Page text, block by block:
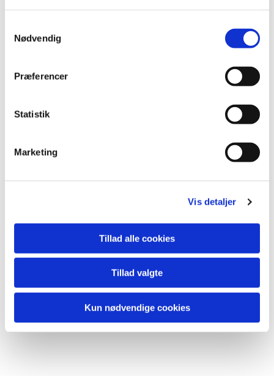
Nødvendig
Præferencer
Statistik
Marketing
Vis detaljer
Tillad alle cookies
Tillad valgte
Kun nødvendige cookies
Du vil måske også kunne